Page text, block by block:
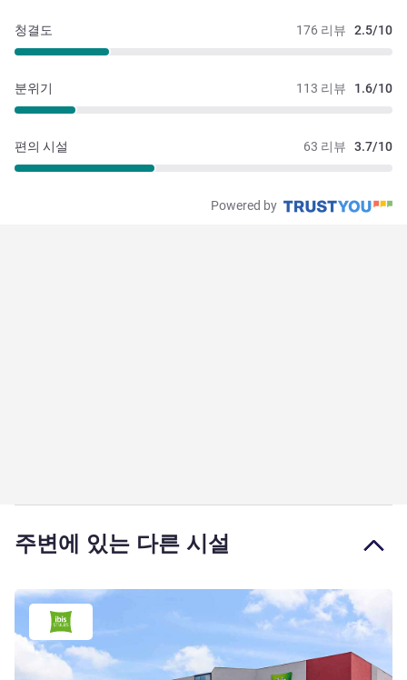
176 리뷰 2.5/10
청결도
113 리뷰 1.6/10
분위기
63 리뷰 3.7/10
편의 시설
Powered by
주변에 있는 다른 시설